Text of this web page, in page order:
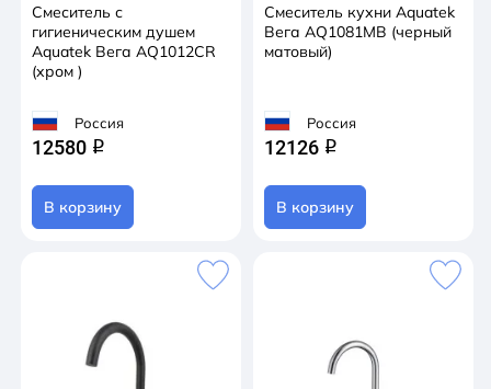
Смеситель с
гигиеническим душем
Aquatek Вега AQ1012CR
(хром )
Россия
12580 q
В корзину
Смеситель кухни Aquatek
Вега AQ1081MB (черный
матовый)
Россия
12126 q
В корзину